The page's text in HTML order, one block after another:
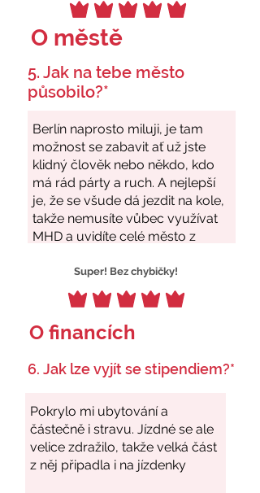
O městě
5. Jak na tebe město
působilo?*
Super! Bez chybičky!
O financích
6. Jak lze vyjít se stipendiem?*